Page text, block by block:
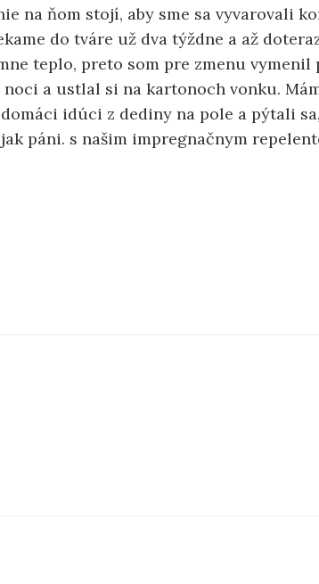
na ňom stojí, aby sme sa vyvarovali
do tváre už dva týždne a až
teplo, preto som pre zmenu vymenil
noci a ustlal si na kartonoch vonku.
idúci z dediny na pole a pýtali
páni. s našim impregnačnym